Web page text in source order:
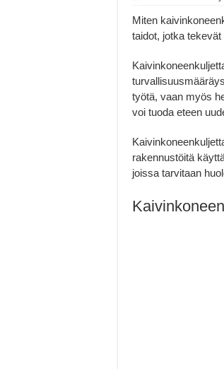
Miten
taidot, jotka
työtä, vaan myös
voi tuoda eteen
rakennustöitä
joissa tarvitaan